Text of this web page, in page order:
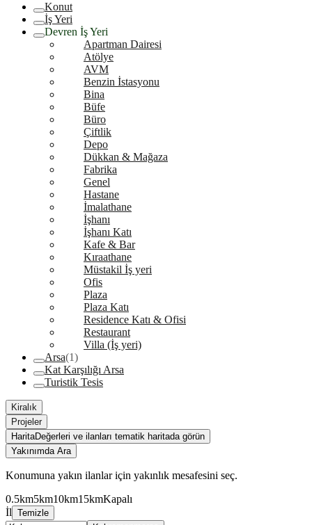
Konut
İş Yeri
Devren İş Yeri
Apartman Dairesi
Atölye
AVM
Benzin İstasyonu
Bina
Büfe
Büro
Çiftlik
Depo
Dükkan & Mağaza
Fabrika
Genel
Hastane
İmalathane
İşhanı
İşhanı Katı
Kafe & Bar
Kıraathane
Müstakil İş yeri
Ofis
Plaza
Plaza Katı
Residence Katı & Ofisi
Restaurant
Villa (İş yeri)
Arsa(1)
Kat Karşılığı Arsa
Turistik Tesis
Kiralık
Projeler
HaritaDeğerleri ve ilanları tematik haritada görün
Yakınımda Ara
Konumuna yakın ilanlar için yakınlık mesafesini seç.
0.5km5km10km15kmKapalı
İl Temizle